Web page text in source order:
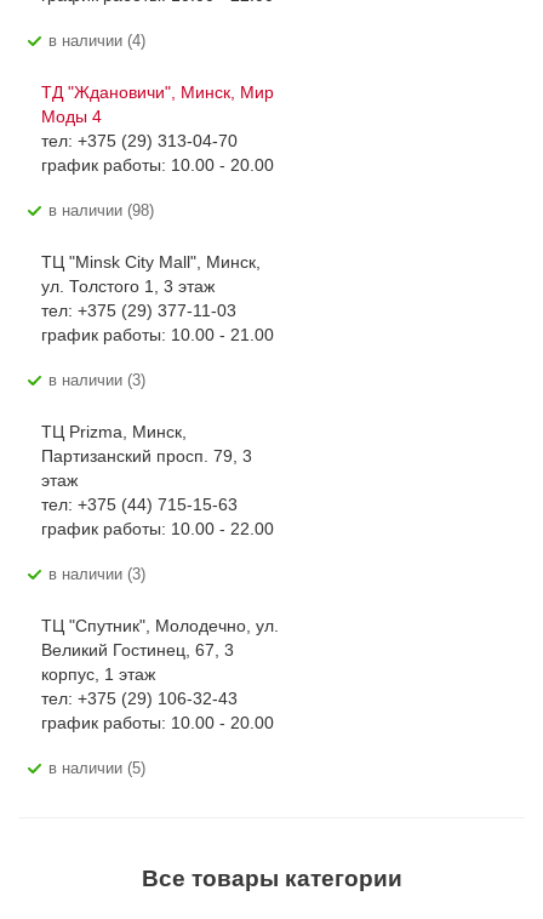
В наличии (4)
ТД "Ждановичи", Минск, Мир
Моды 4
тел: +375 (29) 313-04-70
график работы: 10.00 - 20.00
В наличии (98)
ТЦ "Minsk City Mall", Минск,
ул. Толстого 1, 3 этаж
тел: +375 (29) 377-11-03
график работы: 10.00 - 21.00
В наличии (3)
ТЦ Prizma, Минск,
Партизанский просп. 79, 3
этаж
тел: +375 (44) 715-15-63
график работы: 10.00 - 22.00
В наличии (3)
ТЦ "Спутник", Молодечно, ул.
Великий Гостинец, 67, 3
корпус, 1 этаж
тел: +375 (29) 106-32-43
график работы: 10.00 - 20.00
В наличии (5)
Все товары категории